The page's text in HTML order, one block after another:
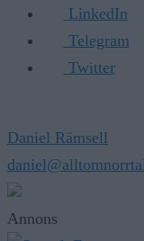
LinkedIn
Telegram
Twitter
Daniel Rämsell
Annons